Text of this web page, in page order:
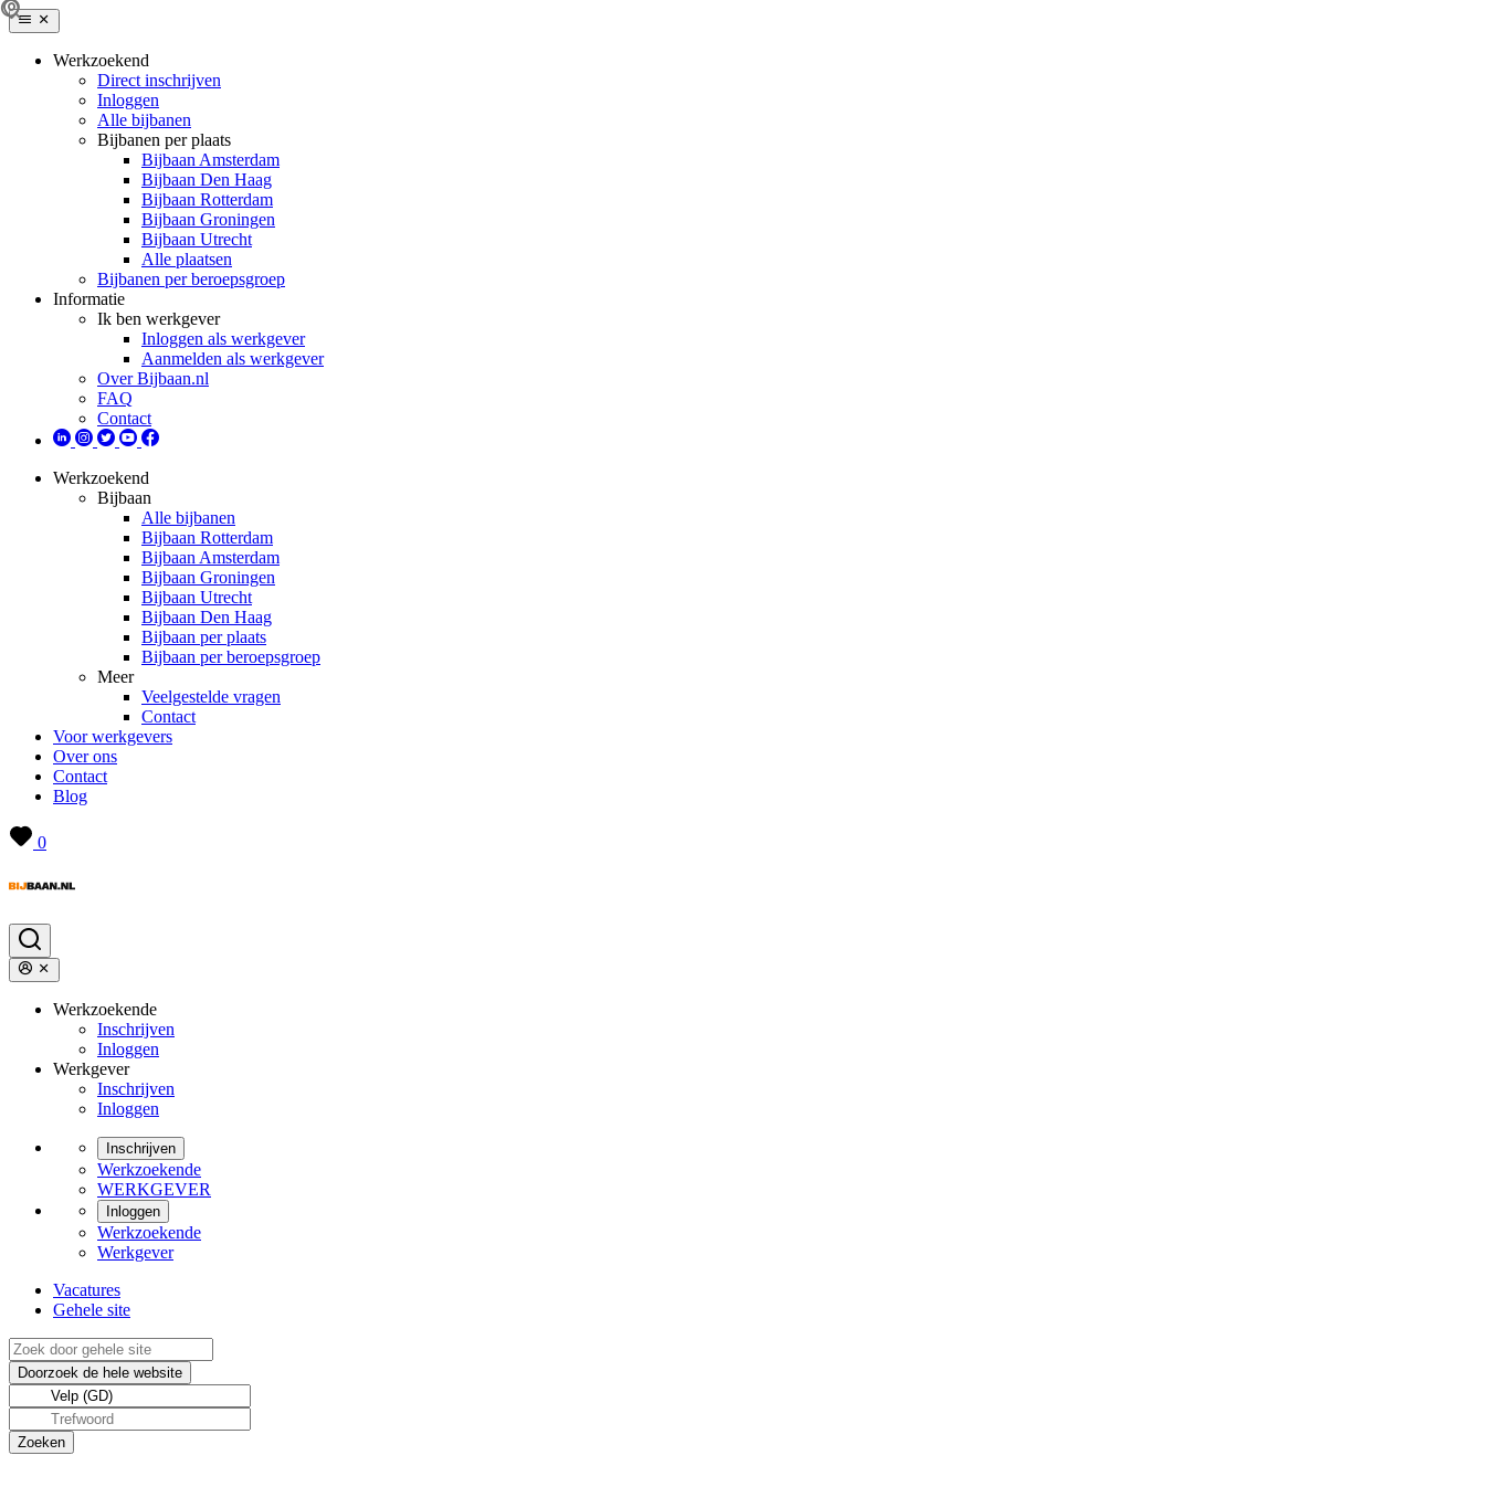
Werkzoekend
Direct inschrijven
Inloggen
Alle bijbanen
Bijbanen per plaats
Bijbaan Amsterdam
Bijbaan Den Haag
Bijbaan Rotterdam
Bijbaan Groningen
Bijbaan Utrecht
Alle plaatsen
Bijbanen per beroepsgroep
Informatie
Ik ben werkgever
Inloggen als werkgever
Aanmelden als werkgever
Over Bijbaan.nl
FAQ
Contact
Werkzoekend
Bijbaan
Alle bijbanen
Bijbaan Rotterdam
Bijbaan Amsterdam
Bijbaan Groningen
Bijbaan Utrecht
Bijbaan Den Haag
Bijbaan per plaats
Bijbaan per beroepsgroep
Meer
Veelgestelde vragen
Contact
Voor werkgevers
Over ons
Contact
Blog
0
Werkzoekende
Inschrijven
Inloggen
Werkgever
Inschrijven
Inloggen
Inschrijven
Werkzoekende
WERKGEVER
Inloggen
Werkzoekende
Werkgever
Vacatures
Gehele site